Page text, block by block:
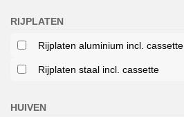
RIJPLATEN
Rijplaten aluminium incl. cassette
Rijplaten staal incl. cassette
HUIVEN